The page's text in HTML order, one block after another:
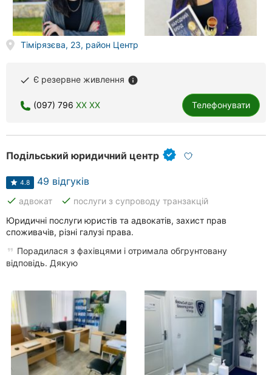
Тімірязєва, 23, район Центр
done Є резервне живлення info
(097) 796 XX XX Телефонувати
Подільський юридичний центр
4.8 49 відгуків
done адвокат done послуги з супроводу транзакцій
Юридичні послуги юристів та адвокатів, захист прав
споживачів, різні галузі права.
Порадилася з фахівцями і отримала обгрунтовану
відповідь. Дякую